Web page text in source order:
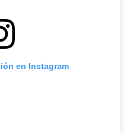
en Instagram